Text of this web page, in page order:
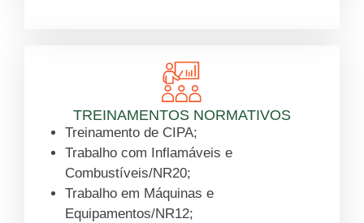
TREINAMENTOS NORMATIVOS
Treinamento de CIPA;
Trabalho com Inflamáveis e
Combustíveis/NR20;
Trabalho em Máquinas e
Equipamentos/NR12;